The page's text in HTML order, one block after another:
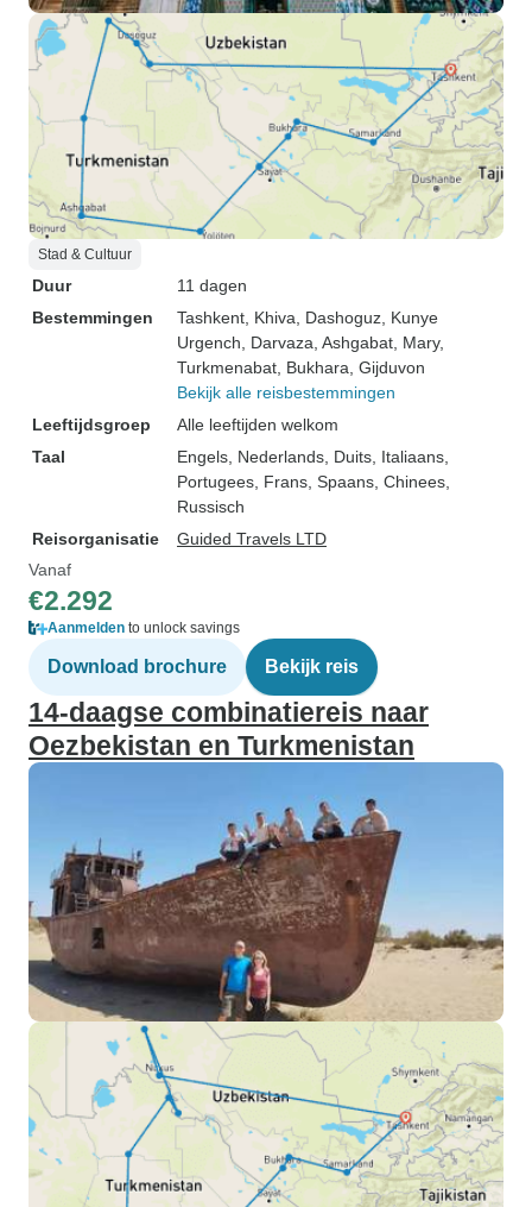
Stad & Cultuur
Duur
11 dagen
Bestemmingen
Tashkent , Khiva , Dashoguz , Kunye
Urgench , Darvaza , Ashgabat , Mary,
Turkmenabat , Bukhara , Gijduvon
Bekijk alle reisbestemmingen
Leeftijdsgroep
Alle leeftijden welkom
Taal
Engels, Nederlands, Duits, Italiaans,
Portugees, Frans, Spaans, Chinees,
Russisch
Reisorganisatie
Guided Travels LTD
Vanaf
€2.292
Aanmelden to unlock savings
Download brochure Bekijk reis
14-daagse combinatiereis naar
Oezbekistan en Turkmenistan